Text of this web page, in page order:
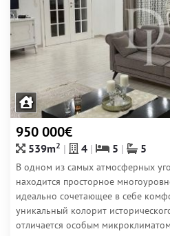
950 000€
539m2 4 5 5
В одном из самых атмосферных
находится просторное
идеально сочетающее в себе
уникальный колорит
отличается особым